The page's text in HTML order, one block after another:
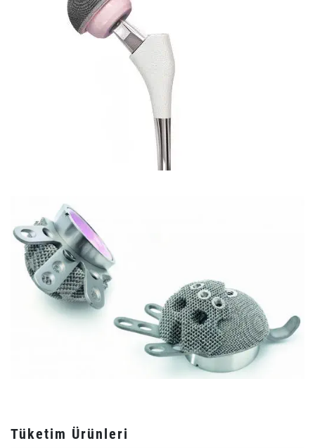
Tüketim Ürünleri